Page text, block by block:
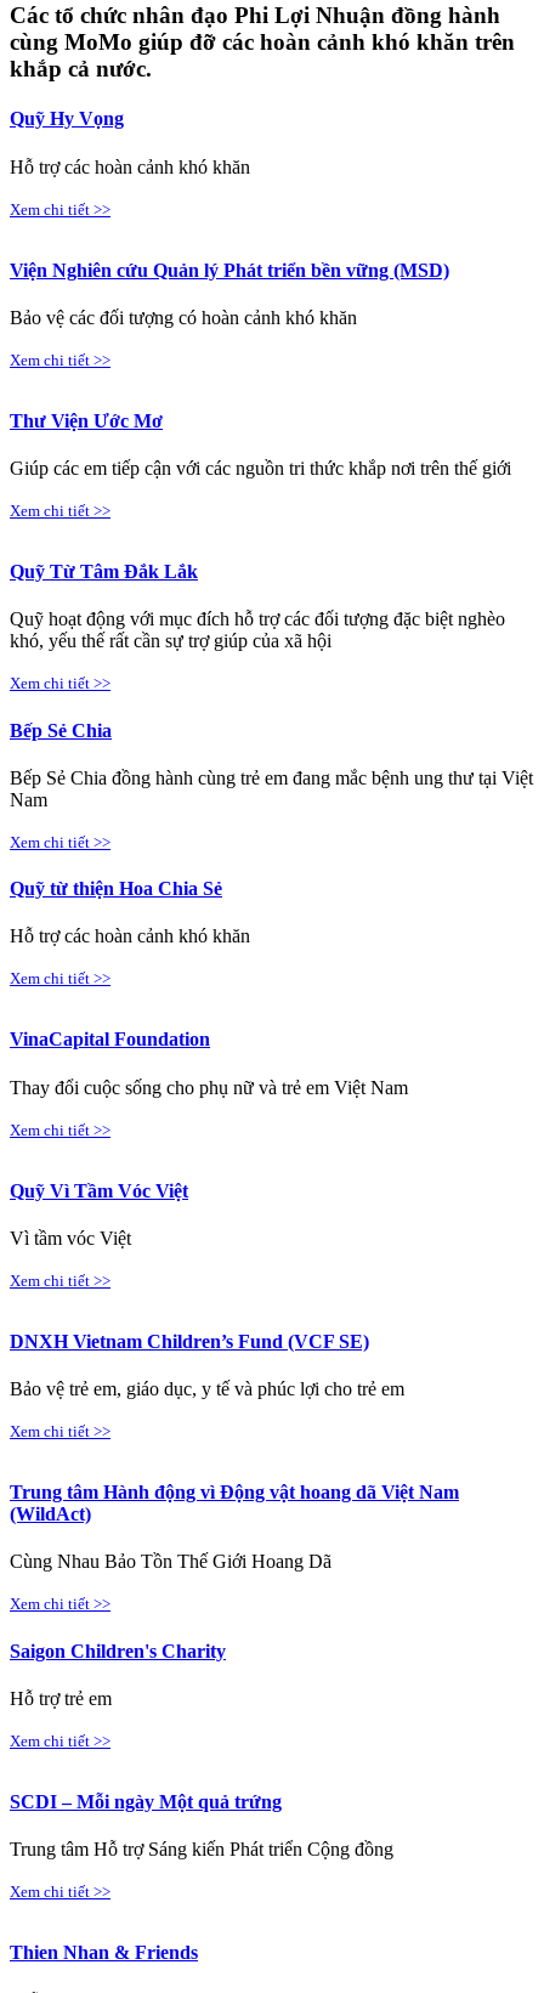
Các tổ chức nhân đạo Phi Lợi Nhuận đồng hành
cùng MoMo giúp đỡ các hoàn cảnh khó khăn trên
khắp cả nước.
Quỹ Hy Vọng
Hỗ trợ các hoàn cảnh khó khăn
Xem chi tiết >>
Viện Nghiên cứu Quản lý Phát triển bền vững (MSD)
Bảo vệ các đối tượng có hoàn cảnh khó khăn
Xem chi tiết >>
Thư Viện Ước Mơ
Giúp các em tiếp cận với các nguồn tri thức khắp nơi trên thế giới
Xem chi tiết >>
Quỹ Từ Tâm Đắk Lắk
Quỹ hoạt động với mục đích hỗ trợ các đối tượng đặc biệt nghèo
khó, yếu thế rất cần sự trợ giúp của xã hội
Xem chi tiết >>
Bếp Sẻ Chia
Bếp Sẻ Chia đồng hành cùng trẻ em đang mắc bệnh ung thư tại Việt
Nam
Xem chi tiết >>
Quỹ từ thiện Hoa Chia Sẻ
Hỗ trợ các hoàn cảnh khó khăn
Xem chi tiết >>
VinaCapital Foundation
Thay đổi cuộc sống cho phụ nữ và trẻ em Việt Nam
Xem chi tiết >>
Quỹ Vì Tầm Vóc Việt
Vì tầm vóc Việt
Xem chi tiết >>
DNXH Vietnam Children’s Fund (VCF SE)
Bảo vệ trẻ em, giáo dục, y tế và phúc lợi cho trẻ em
Xem chi tiết >>
Trung tâm Hành động vì Động vật hoang dã Việt Nam
(WildAct)
Cùng Nhau Bảo Tồn Thế Giới Hoang Dã
Xem chi tiết >>
Saigon Children's Charity
Hỗ trợ trẻ em
Xem chi tiết >>
SCDI – Mỗi ngày Một quả trứng
Trung tâm Hỗ trợ Sáng kiến Phát triển Cộng đồng
Xem chi tiết >>
Thien Nhan & Friends